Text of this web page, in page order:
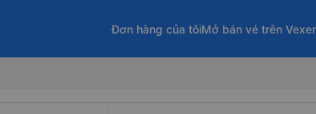
Đơn hàng của tôiMở bán vé trên